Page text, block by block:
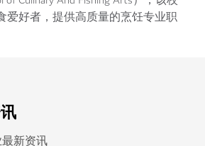
爱好者，提供高质量的烹饪专业职
新资讯